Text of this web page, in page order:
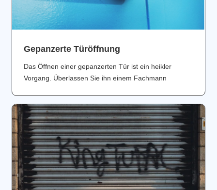
Gepanzerte Türöffnung
Das Öffnen einer gepanzerten Tür ist ein heikler
Vorgang. Überlassen Sie ihn einem Fachmann